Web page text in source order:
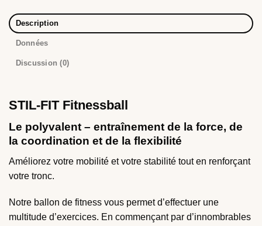
Description
Données
Discussion (0)
STIL-FIT Fitnessball
Le polyvalent – entraînement de la force, de
la coordination et de la flexibilité
Améliorez votre mobilité et votre stabilité tout en renforçant
votre tronc.
Notre ballon de fitness vous permet d’effectuer une
multitude d’exercices. En commençant par d’innombrables